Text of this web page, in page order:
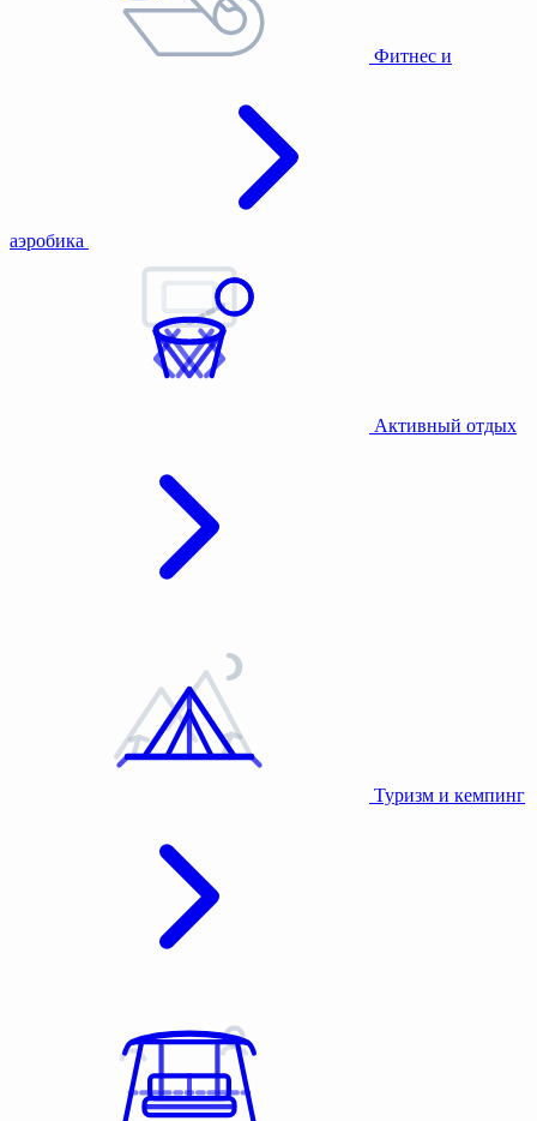
Фитнес и
аэробика
Активный отдых
Туризм и кемпинг